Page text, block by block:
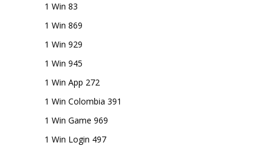
1 Win 83
1 Win 869
1 Win 929
1 Win 945
1 Win App 272
1 Win Colombia 391
1 Win Game 969
1 Win Login 497